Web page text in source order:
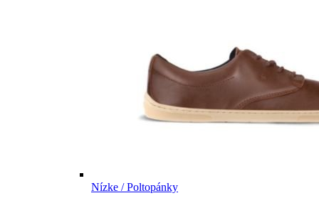
Nízke / Poltopánky